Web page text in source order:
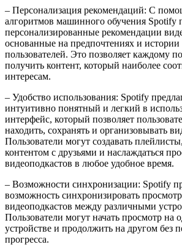
– Персонализация рекомендаций: С
алгоритмов машинного обучения Spotify
персонализированные рекомендации
основанные на предпочтениях и истории
пользователей. Это позволяет каждому
получить контент, который наиболее
интересам.
– Удобство использования: Spotify
интуитивно понятный и легкий в
интерфейс, который позволяет
находить, сохранять и организовывать
Пользователи могут создавать
контентом с друзьями и наслаждаться
видеоподкастов в любое удобное время.
– Возможности синхронизации: Spotify
возможность синхронизировать просмотр
видеоподкастов между различными
Пользователи могут начать просмотр на
устройстве и продолжить на другом без
прогресса.